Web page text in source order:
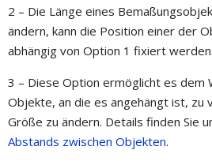
2 – Die Länge eines
ändern, kann die Position einer der
abhängig von Option 1 fixiert werden.
3 – Diese Option ermöglicht es dem
Objekte, an die es angehängt ist, zu
Größe zu ändern. Details finden Sie
Abstands zwischen Objekten.